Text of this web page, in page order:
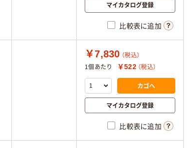
マイカタログ登録
比較表に追加
￥7,830 （税込）
1個あたり
￥522 （税込）
カゴへ
マイカタログ登録
比較表に追加